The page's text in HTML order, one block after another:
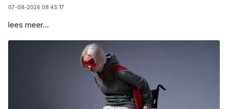
07-08-2026 08:45:17
lees meer...